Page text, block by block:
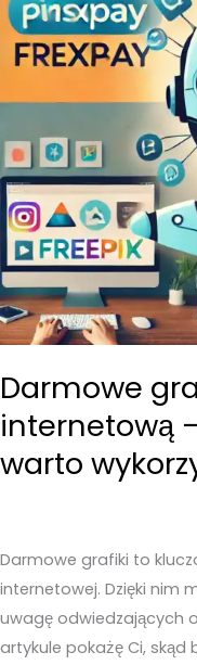
Darmowe
internetową
warto
Darmowe grafiki to
internetowej. Dzięki nim
uwagę odwiedzających
artykule pokażę Ci,